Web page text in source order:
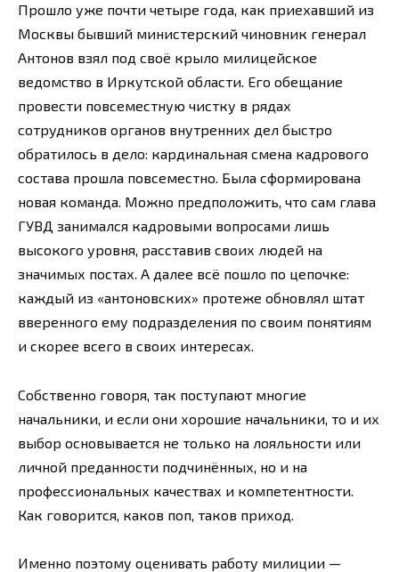
Прошло уже почти четыре года, как приехавший из
Москвы бывший министерский чиновник генерал
Антонов взял под своё крыло милицейское
ведомство в Иркутской области. Его обещание
провести повсеместную чистку в рядах
сотрудников органов внутренних дел быстро
обратилось в дело: кардинальная смена кадрового
состава прошла повсеместно. Была сформирована
новая команда. Можно предположить, что сам глава
ГУВД занимался кадровыми вопросами лишь
высокого уровня, расставив своих людей на
значимых постах. А далее всё пошло по цепочке:
каждый из «антоновских» протеже обновлял штат
вверенного ему подразделения по своим понятиям
и скорее всего в своих интересах.
Собственно говоря, так поступают многие
начальники, и если они хорошие начальники, то и их
выбор основывается не только на лояльности или
личной преданности подчинённых, но и на
профессиональных качествах и компетентности.
Как говорится, каков поп, таков приход.
Именно поэтому оценивать работу милиции —